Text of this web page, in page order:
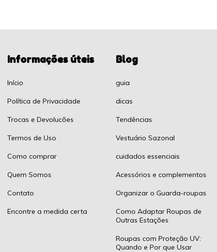
Informações úteis
Início
Política de Privacidade
Trocas e Devolucões
Termos de Uso
Como comprar
Quem Somos
Contato
Encontre a medida certa
Blog
guia
dicas
Tendências
Vestuário Sazonal
cuidados essenciais
Acessórios e complementos
Organizar o Guarda-roupas
Como Adaptar Roupas de
Outras Estações
Roupas com Proteção UV:
Quando e Por que Usar